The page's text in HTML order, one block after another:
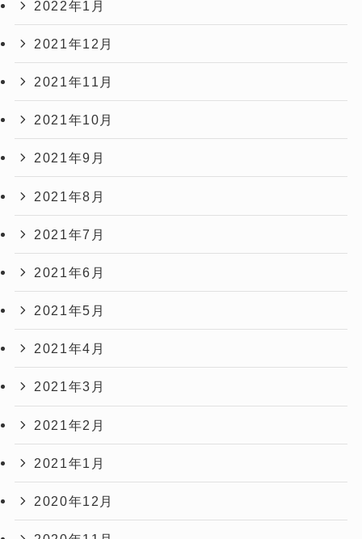
2022年1月
2021年12月
2021年11月
2021年10月
2021年9月
2021年8月
2021年7月
2021年6月
2021年5月
2021年4月
2021年3月
2021年2月
2021年1月
2020年12月